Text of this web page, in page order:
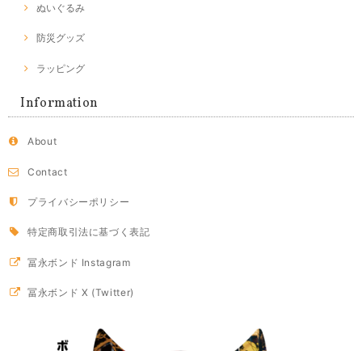
ぬいぐるみ
防災グッズ
ラッピング
Information
About
Contact
プライバシーポリシー
特定商取引法に基づく表記
冨永ボンド Instagram
冨永ボンド X (Twitter)